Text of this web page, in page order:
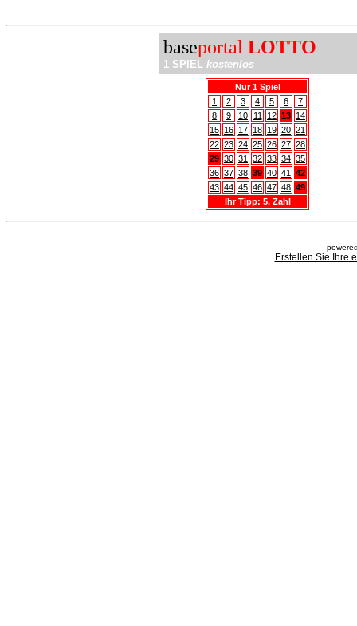
baseportal LOTTO
1 SPIEL kostenlos
Nur 1 Spiel
1
2 3 4 5 6
7
8
9 10 11 12 13 14
15 16 17 18 19 20 21
22 23 24 25 26 27 28
29 30 31 32 33 34 35
36 37 38 39 40 41
42
43 44 45 46 47 48 49
Ihr Tipp: 5. Zahl
Erstellen Sie Ihre